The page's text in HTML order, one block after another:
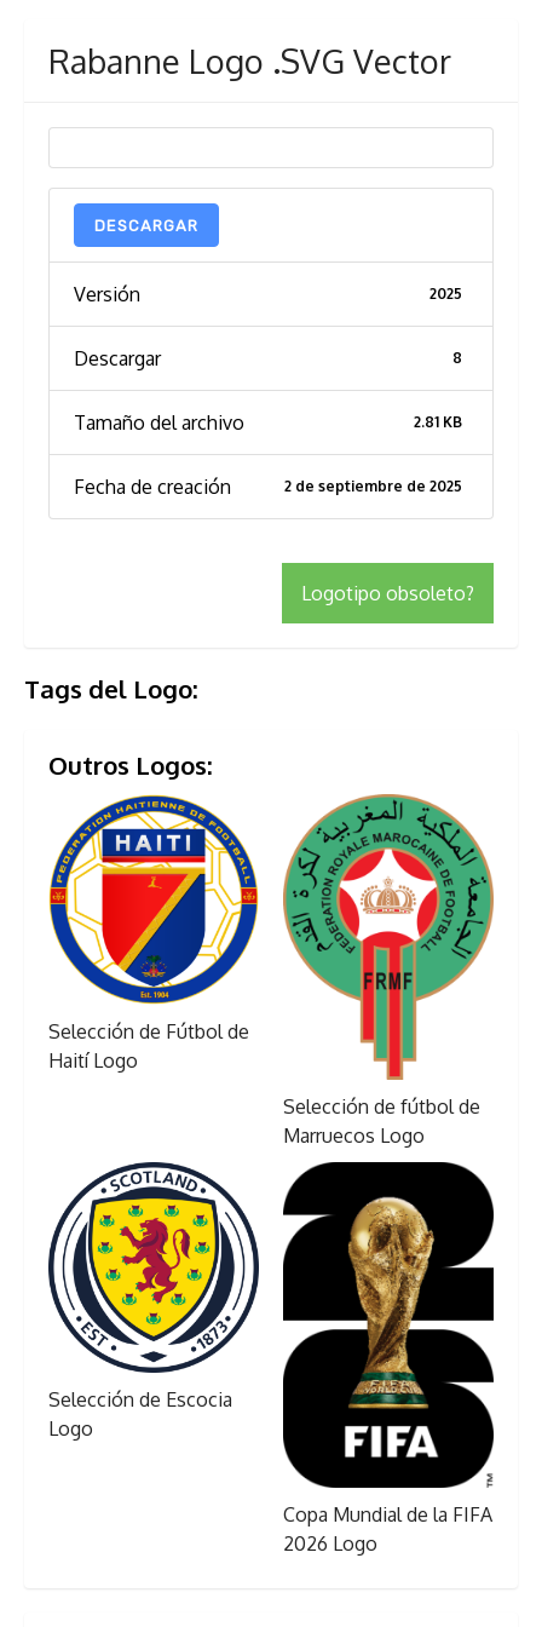
Rabanne Logo .SVG Vector
DESCARGAR
Versión 2025
Descargar 8
Tamaño del archivo 2.81 KB
Fecha de creación 2 de septiembre de 2025
Logotipo obsoleto?
Tags del Logo:
Outros Logos:
Selección de Fútbol de
Haití Logo
Selección de fútbol de
Marruecos Logo
Selección de Escocia
Logo
Copa Mundial de la FIFA
2026 Logo